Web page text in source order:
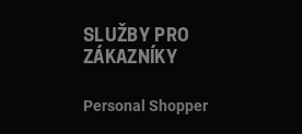
Služby pro
zákazníky
Personal Shopper